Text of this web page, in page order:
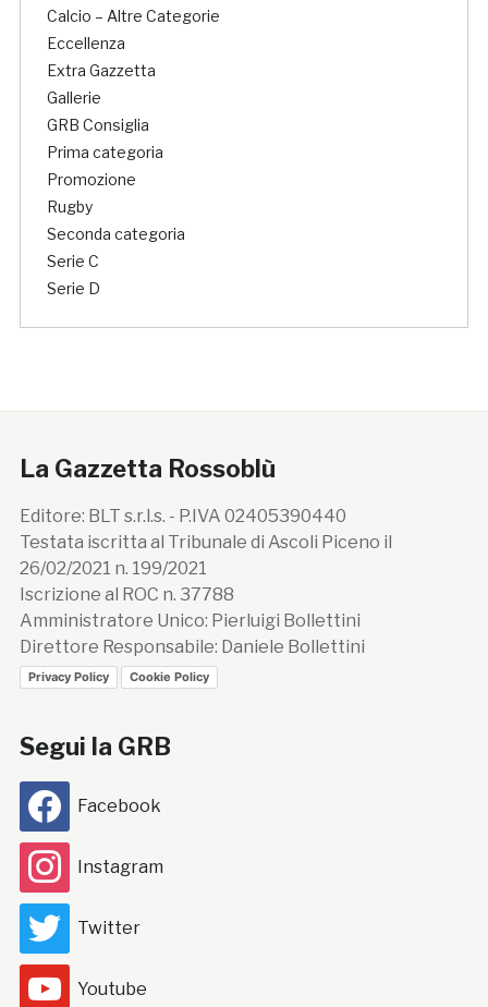
Calcio – Altre Categorie
Eccellenza
Extra Gazzetta
Gallerie
GRB Consiglia
Prima categoria
Promozione
Rugby
Seconda categoria
Serie C
Serie D
La Gazzetta Rossoblù
Editore: BLT s.r.l.s. - P.IVA 02405390440
Testata iscritta al Tribunale di Ascoli Piceno il
26/02/2021 n. 199/2021
Iscrizione al ROC n. 37788
Amministratore Unico: Pierluigi Bollettini
Direttore Responsabile: Daniele Bollettini
Privacy Policy Cookie Policy
Segui la GRB
Facebook
Instagram
Twitter
Youtube